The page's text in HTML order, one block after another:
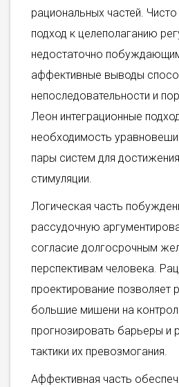
рациональных частей.
подход к целеполаганию
недостаточно
аффективные выводы
непоследовательности и
Леон интеграционные
необходимость
пары систем для
стимуляции.
Логическая часть
рассудочную
согласие долгосрочным
перспективам человека.
проектирование позволяет
большие мишени на
прогнозировать барьеры и
тактики их превозмогания.
Аффективная часть